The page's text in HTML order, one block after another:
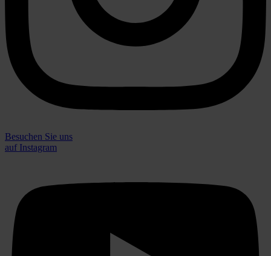
Besuchen Sie uns
auf Instagram